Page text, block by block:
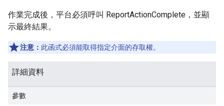
作業完成後，平台必須呼叫 ReportActionComplete，並顯
示最終結果。
注意： 此函式必須能取得指定介面的存取權。
詳細資料
參數